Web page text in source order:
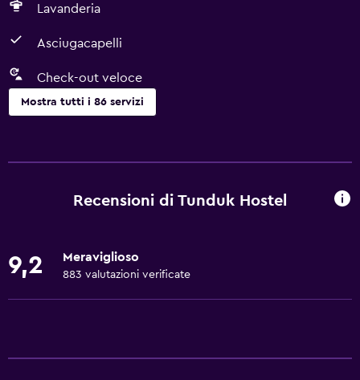
Lavanderia
Asciugacapelli
Check-out veloce
Mostra tutti i 86 servizi
Vista su strada silenziosa
Vista sul cortile interno
Recensioni di Tunduk Hostel
9,2 Meraviglioso
883 valutazioni verificate